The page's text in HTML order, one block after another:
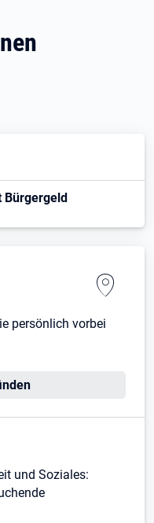
Bürgergeld
persönlich vorbei
und Soziales: